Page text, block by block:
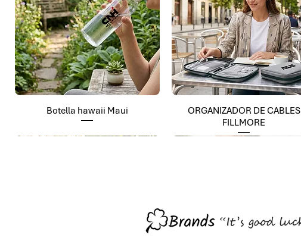
Botella hawaii Maui
ORGANIZADOR DE CABLES
FILLMORE